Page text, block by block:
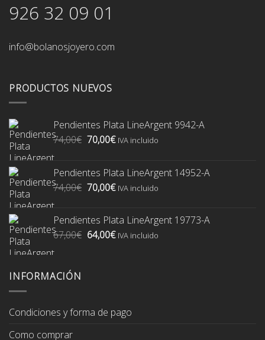
926 32 09 01
info@bolanosjoyero.com
PRODUCTOS NUEVOS
Pendientes Plata LineArgent 9942-A
74,00€ El
era:
74,00€.
70,00€El
es:
70,00€.
IVA incluido
Pendientes Plata LineArgent 14952-A
74,00€ El
era:
74,00€.
70,00€El
es:
70,00€.
IVA incluido
Pendientes Plata LineArgent 19773-A
67,00€ El
64,00€ElIVA incluido
INFORMACIÓN
Condiciones y forma de pago
Como comprar